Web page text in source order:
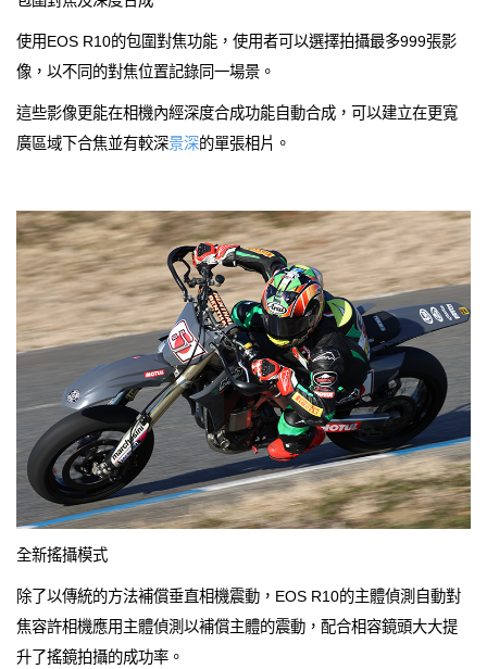
使用EOS R10的包圍對焦功能，使用者可以選擇拍攝最多999張影
像，以不同的對焦位置記錄同一場景。
這些影像更能在相機內經深度合成功能自動合成，可以建立在更寬
廣區域下合焦並有較深景深的單張相片。
全新搖攝模式
除了以傳統的方法補償垂直相機震動，EOS R10的主體偵測自動對
焦容許相機應用主體偵測以補償主體的震動，配合相容鏡頭大大提
升了搖鏡拍攝的成功率。